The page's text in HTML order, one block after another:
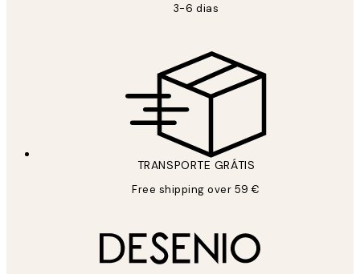
3-6 dias
TRANSPORTE GRÁTIS
Free shipping over 59 €